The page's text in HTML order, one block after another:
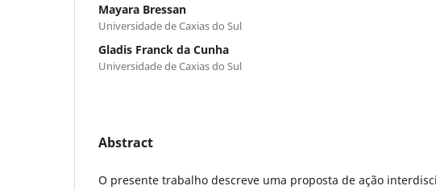
Mayara Bressan
Universidade de Caxias do Sul
Gladis Franck da Cunha
Universidade de Caxias do Sul
Abstract
O presente trabalho descreve uma proposta de ação